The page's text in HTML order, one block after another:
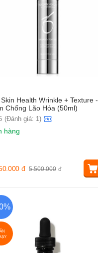
Health Wrinkle + Texture -
Chống Lão Hóa (50ml)
(Đánh giá: 1)
hàng
5.500.000 đ
đ